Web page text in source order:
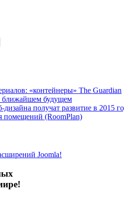
«контейнеры» The Guardian
ближайшем будущем
получат развитие в 2015
помещений (RoomPlan)
Joomla!